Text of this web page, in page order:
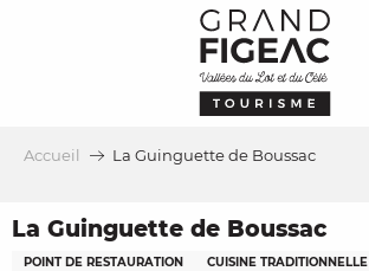
Accueil La Guinguette de Boussac
La Guinguette de Boussac
POINT DE RESTAURATION
CUISINE TRADITIONNELLE